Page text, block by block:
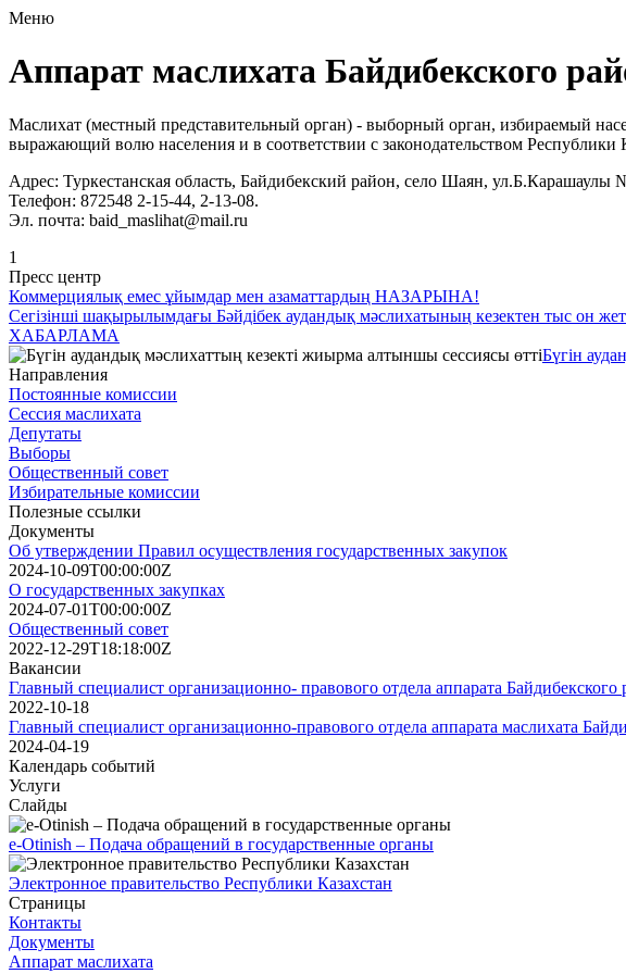
Меню
Аппарат маслихата Байдибекского
Маслихат (местный представительный орган) - выборный орган, избираемый
выражающий волю населения и в соответствии с законодательством
Адрес: Туркестанская область, Байдибекский район, село Шаян, ул.Б.Карашаулы
Телефон: 872548 2-15-44, 2-13-08.
Эл. почта: baid_maslihat@mail.ru
1
Пресс центр
Коммерциялық емес ұйымдар мен азаматтардың НАЗАРЫНА!
Сегізінші шақырылымдағы Бәйдібек аудандық мәслихатының кезектен тыс он
ХАБАРЛАМА
Бүгін
Направления
Постоянные комиссии
Сессия маслихата
Депутаты
Выборы
Общественный совет
Избирательные комиссии
Полезные ссылки
Документы
Об утверждении Правил осуществления государственных закупок
2024-10-09T00:00:00Z
О государственных закупках
2024-07-01T00:00:00Z
Общественный совет
2022-12-29T18:18:00Z
Вакансии
Главный специалист организационно- правового отдела аппарата Байдибекского
2022-10-18
Главный специалист организационно-правового отдела аппарата маслихата
2024-04-19
Календарь событий
Услуги
Слайды
e-Otinish – Подача обращений в государственные органы
Электронное правительство Республики Казахстан
Страницы
Контакты
Документы
Аппарат маслихата